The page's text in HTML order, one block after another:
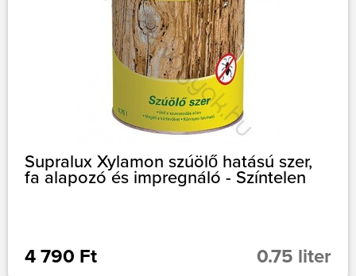
Supralux Xylamon szúölő hatású szer,
fa alapozó és impregnáló - Színtelen
4 790 Ft 0.75 liter